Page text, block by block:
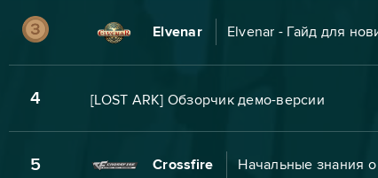
Elvenar Elvenar - Гайд для
4 [LOST ARK] Обзорчик демо-версии
5 Crossfire Начальные знания